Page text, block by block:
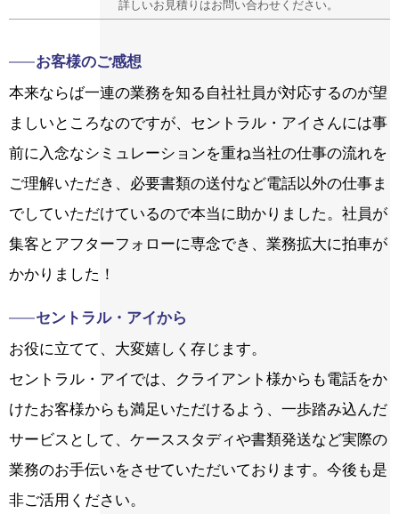
お客様のご感想
本来ならば一連の業務を知る自社社員が対応するのが望
ましいところなのですが、セントラル・アイさんには事
前に入念なシミュレーションを重ね当社の仕事の流れを
ご理解いただき、必要書類の送付など電話以外の仕事ま
でしていただけているので本当に助かりました。社員が
集客とアフターフォローに専念でき、業務拡大に拍車が
かかりました！
セントラル・アイから
お役に立てて、大変嬉しく存じます。
セントラル・アイでは、クライアント様からも電話をか
けたお客様からも満足いただけるよう、一歩踏み込んだ
サービスとして、ケーススタディや書類発送など実際の
業務のお手伝いをさせていただいております。今後も是
非ご活用ください。